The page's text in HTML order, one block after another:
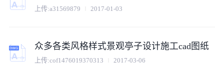
上传:a31569879 2017-01-03
众多各类风格样式景观亭子设计施工cad图纸
上传:cof1476019370313 2017-03-06